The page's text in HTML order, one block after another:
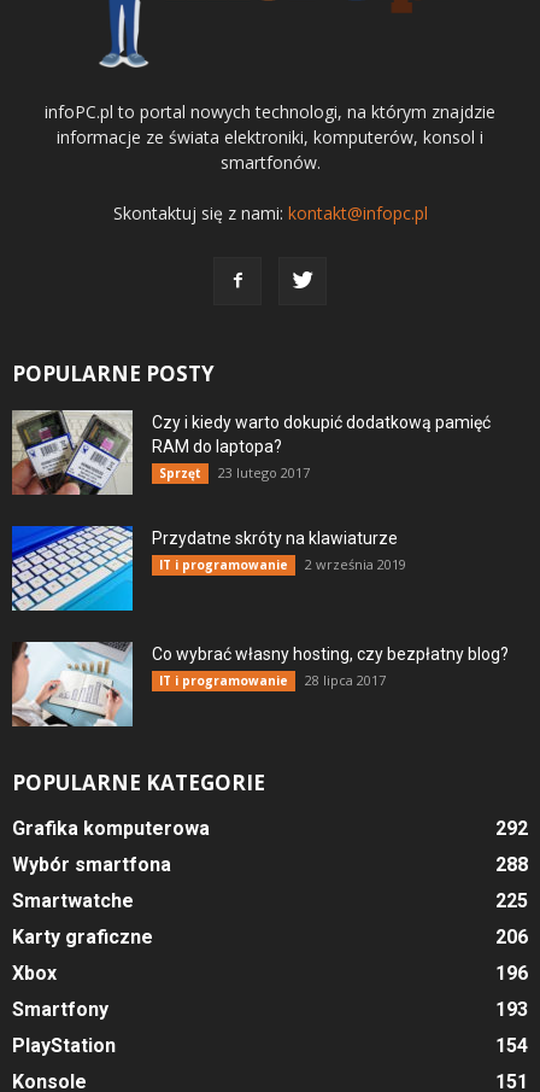
infoPC.pl to portal nowych technologi, na którym znajdzie
informacje ze świata elektroniki, komputerów, konsol i
smartfonów.
Skontaktuj się z nami: kontakt@infopc.pl
POPULARNE POSTY
Czy i kiedy warto dokupić dodatkową pamięć
RAM do laptopa?
Sprzęt 23 lutego 2017
Przydatne skróty na klawiaturze
IT i programowanie 2 września 2019
Co wybrać własny hosting, czy bezpłatny blog?
IT i programowanie 28 lipca 2017
POPULARNE KATEGORIE
Grafika komputerowa
292
Wybór smartfona
288
Smartwatche
225
Karty graficzne
206
Xbox
196
Smartfony
193
PlayStation
154
Konsole
151